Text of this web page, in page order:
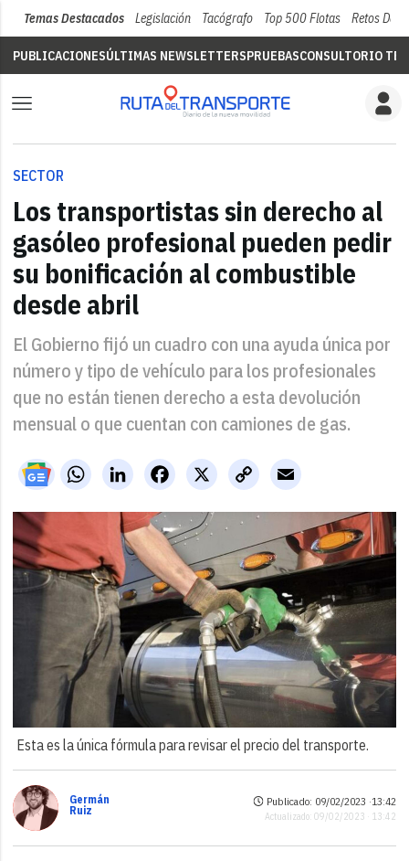
Temas Destacados Legislación Tacógrafo Top 500 Flotas Retos Del
PUBLICACIONESÚLTIMAS NEWSLETTERSPRUEBASCONSULTORIO
SECTOR
Los transportistas sin derecho al
gasóleo profesional pueden pedir
su bonificación al combustible
desde abril
El Gobierno fijó un cuadro con una ayuda única por
número y tipo de vehículo para los profesionales
que no están tienen derecho a esta devolución
mensual o que cuentan con camiones de gas.
WhatsAppLinkedIn X
Facebook
Copy
Link
Email
Esta es la única fórmula para revisar el precio del transporte.
Germán
Ruiz
Publicado: 09/02/2023 ·13:42
Actualizado: 09/02/2023 · 13:42